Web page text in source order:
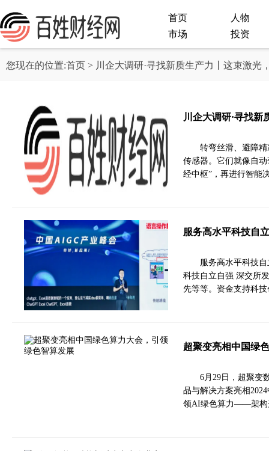
首页
人物
市场
投资
您现在的位置:首页 > 川企大调研·寻找新质生产力丨这束激光
川企大调研·寻找新
转弯丝滑、避障
传感器。它们就像自
经中枢”，再进行智
服务高水平科技自
服务高水平科技
科技自立自强 深交所
先等等。资金支持科
超聚变亮相中国绿
6月29日，超聚变
品与解决方案亮相
领AI绿色算力——架构